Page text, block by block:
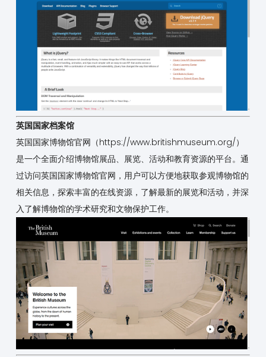
英国国家档案馆
英国国家博物馆官网（https://www.britishmuseum.org/）
是一个全面介绍博物馆展品、展览、活动和教育资源的平台。通
过访问英国国家博物馆官网，用户可以方便地获取参观博物馆的
相关信息，探索丰富的在线资源，了解最新的展览和活动，并深
入了解博物馆的学术研究和文物保护工作。